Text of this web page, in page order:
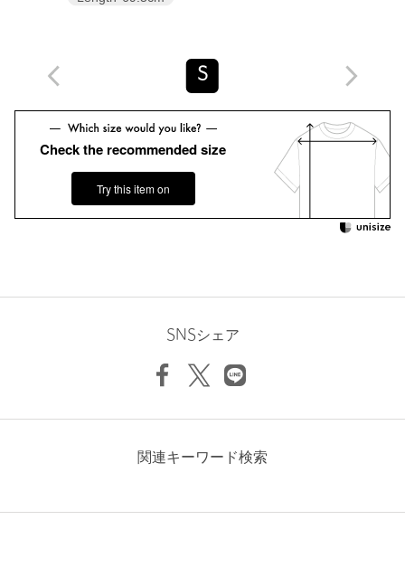
S
Check the recommended size
Try this item on
SNSシェア
関連キーワード検索